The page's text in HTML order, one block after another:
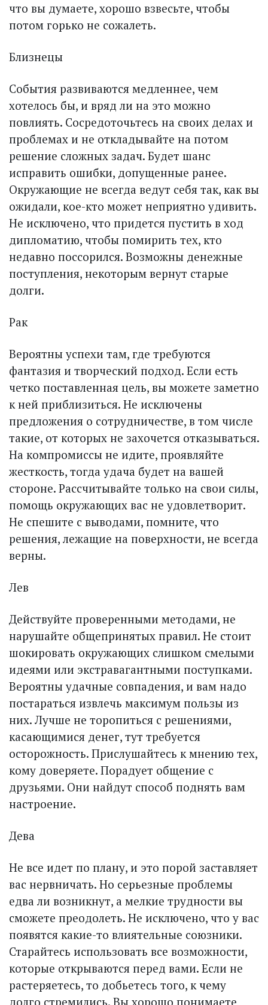
что вы думаете, хорошо взвесьте, чтобы
потом горько не сожалеть.
Близнецы
События развиваются медленнее, чем
хотелось бы, и вряд ли на это можно
повлиять. Сосредоточьтесь на своих делах и
проблемах и не откладывайте на потом
решение сложных задач. Будет шанс
исправить ошибки, допущенные ранее.
Окружающие не всегда ведут себя так, как вы
ожидали, кое-кто может неприятно удивить.
Не исключено, что придется пустить в ход
дипломатию, чтобы помирить тех, кто
недавно поссорился. Возможны денежные
поступления, некоторым вернут старые
долги.
Рак
Вероятны успехи там, где требуются
фантазия и творческий подход. Если есть
четко поставленная цель, вы можете заметно
к ней приблизиться. Не исключены
предложения о сотрудничестве, в том числе
такие, от которых не захочется отказываться.
На компромиссы не идите, проявляйте
жесткость, тогда удача будет на вашей
стороне. Рассчитывайте только на свои силы,
помощь окружающих вас не удовлетворит.
Не спешите с выводами, помните, что
решения, лежащие на поверхности, не всегда
верны.
Лев
Действуйте проверенными методами, не
нарушайте общепринятых правил. Не стоит
шокировать окружающих слишком смелыми
идеями или экстравагантными поступками.
Вероятны удачные совпадения, и вам надо
постараться извлечь максимум пользы из
них. Лучше не торопиться с решениями,
касающимися денег, тут требуется
осторожность. Прислушайтесь к мнению тех,
кому доверяете. Порадует общение с
друзьями. Они найдут способ поднять вам
настроение.
Дева
Не все идет по плану, и это порой заставляет
вас нервничать. Но серьезные проблемы
едва ли возникнут, а мелкие трудности вы
сможете преодолеть. Не исключено, что у вас
появятся какие-то влиятельные союзники.
Старайтесь использовать все возможности,
которые открываются перед вами. Если не
растеряетесь, то добьетесь того, к чему
долго стремились. Вы хорошо понимаете